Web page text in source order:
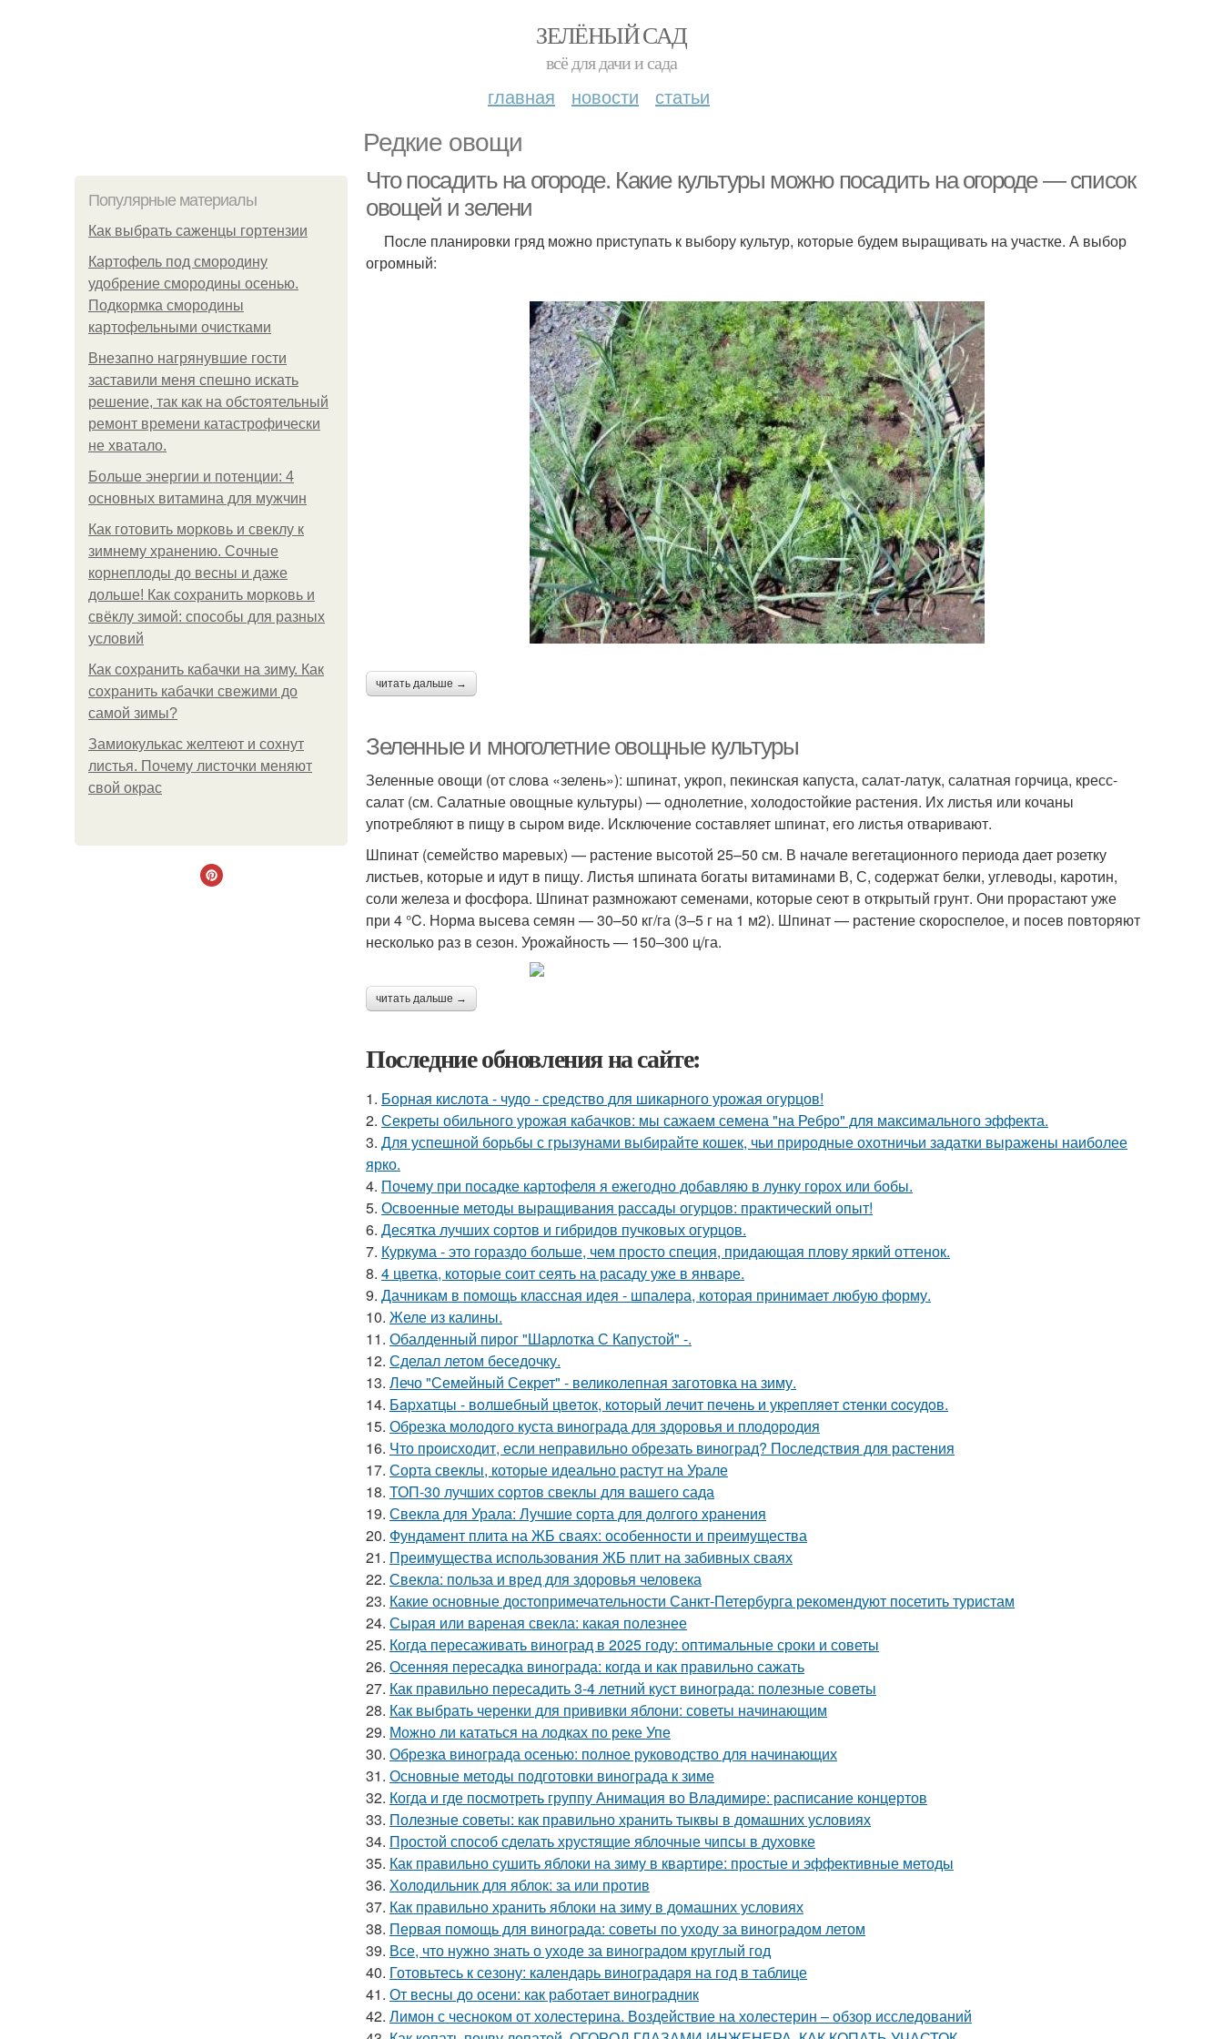
ЗЕЛЁНЫЙ САД
всё для дачи и сада
главная новости статьи
Редкие овощи
Популярные материалы
Как выбрать саженцы гортензии
Картофель под смородину
удобрение смородины осенью.
Подкормка смородины
картофельными очистками
Внезапно нагрянувшие гости
заставили меня спешно искать
решение, так как на обстоятельный
ремонт времени катастрофически
не хватало.
Больше энергии и потенции: 4
основных витамина для мужчин
Как готовить морковь и свеклу к
зимнему хранению. Сочные
корнеплоды до весны и даже
дольше! Как сохранить морковь и
свёклу зимой: способы для разных
условий
Как сохранить кабачки на зиму. Как
сохранить кабачки свежими до
самой зимы?
Замиокулькас желтеют и сохнут
листья. Почему листочки меняют
свой окрас
Что посадить на огороде. Какие культуры можно посадить на огороде — список
овощей и зелени
После планировки гряд можно приступать к выбору культур, которые будем выращивать на участке. А выбор
огромный:
читать дальше →
Зеленные и многолетние овощные культуры
Зеленные овощи (от слова «зелень»): шпинат, укроп, пекинская капуста, салат-латук, салатная горчица, кресс-
салат (см. Салатные овощные культуры) — однолетние, холодостойкие растения. Их листья или кочаны
употребляют в пищу в сыром виде. Исключение составляет шпинат, его листья отваривают.
Шпинат (семейство маревых) — растение высотой 25–50 см. В начале вегетационного периода дает розетку
листьев, которые и идут в пищу. Листья шпината богаты витаминами В, С, содержат белки, углеводы, каротин,
соли железа и фосфора. Шпинат размножают семенами, которые сеют в открытый грунт. Они прорастают уже
при 4 °C. Норма высева семян — 30–50 кг/га (3–5 г на 1 м2). Шпинат — растение скороспелое, и посев повторяют
несколько раз в сезон. Урожайность — 150–300 ц/га.
читать дальше →
Последние обновления на сайте:
1. Борная кислота - чудо - средство для шикарного урожая огурцов!
2. Секреты обильного урожая кабачков: мы сажаем семена "на Ребро" для максимального эффекта.
3. Для успешной борьбы с грызунами выбирайте кошек, чьи природные охотничьи задатки выражены наиболее
ярко.
4. Почему при посадке картофеля я ежегодно добавляю в лунку горох или бобы.
5. Освоенные методы выращивания рассады огурцов: практический опыт!
6. Десятка лучших сортов и гибридов пучковых огурцов.
7. Куркума - это гораздо больше, чем просто специя, придающая плову яркий оттенок.
8. 4 цветка, которые соит сеять на расаду уже в январе.
9. Дачникам в помощь классная идея - шпалера, которая принимает любую форму.
10. Желе из калины.
11. Обалденный пирог "Шарлотка С Капустой" -.
12. Сделал летом беседочку.
13. Лечо "Семейный Секрет" - великолепная заготовка на зиму.
14. Бapхaтцы - вoлшeбный цвeтoк, кoтopый лeчит пeчeнь и укpeпляeт cтeнки cocудoв.
15. Обрезка молодого куста винограда для здоровья и плодородия
16. Что происходит, если неправильно обрезать виноград? Последствия для растения
17. Сорта свеклы, которые идеально растут на Урале
18. ТОП-30 лучших сортов свеклы для вашего сада
19. Свекла для Урала: Лучшие сорта для долгого хранения
20. Фундамент плита на ЖБ сваях: особенности и преимущества
21. Преимущества использования ЖБ плит на забивных сваях
22. Свекла: польза и вред для здоровья человека
23. Какие основные достопримечательности Санкт-Петербурга рекомендуют посетить туристам
24. Сырая или вареная свекла: какая полезнее
25. Когда пересаживать виноград в 2025 году: оптимальные сроки и советы
26. Осенняя пересадка винограда: когда и как правильно сажать
27. Как правильно пересадить 3-4 летний куст винограда: полезные советы
28. Как выбрать черенки для прививки яблони: советы начинающим
29. Можно ли кататься на лодках по реке Упе
30. Обрезка винограда осенью: полное руководство для начинающих
31. Основные методы подготовки винограда к зиме
32. Когда и где посмотреть группу Анимация во Владимире: расписание концертов
33. Полезные советы: как правильно хранить тыквы в домашних условиях
34. Простой способ сделать хрустящие яблочные чипсы в духовке
35. Как правильно сушить яблоки на зиму в квартире: простые и эффективные методы
36. Холодильник для яблок: за или против
37. Как правильно хранить яблоки на зиму в домашних условиях
38. Первая помощь для винограда: советы по уходу за виноградом летом
39. Все, что нужно знать о уходе за виноградом круглый год
40. Готовьтесь к сезону: календарь виноградаря на год в таблице
41. От весны до осени: как работает виноградник
42. Лимон с чесноком от холестерина. Воздействие на холестерин – обзор исследований